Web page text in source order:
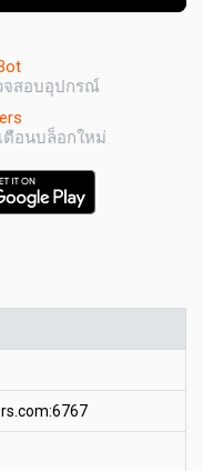
จสอบอุปกรณ์
ตือนบล็อกใหม่